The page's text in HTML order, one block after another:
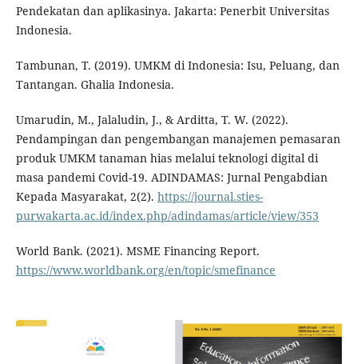
Pendekatan dan aplikasinya. Jakarta: Penerbit Universitas
Indonesia.
Tambunan, T. (2019). UMKM di Indonesia: Isu, Peluang, dan
Tantangan. Ghalia Indonesia.
Umarudin, M., Jalaludin, J., & Arditta, T. W. (2022).
Pendampingan dan pengembangan manajemen pemasaran
produk UMKM tanaman hias melalui teknologi digital di
masa pandemi Covid-19. ADINDAMAS: Jurnal Pengabdian
Kepada Masyarakat, 2(2). https://journal.sties-
purwakarta.ac.id/index.php/adindamas/article/view/353
World Bank. (2021). MSME Financing Report.
https://www.worldbank.org/en/topic/smefinance